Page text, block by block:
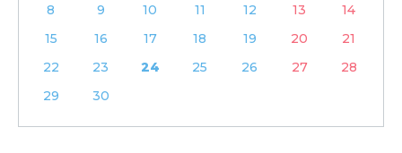
8
9 10 11 12 13
14
15
16 17 18 19 20
21
22
23 24 25 26 27
28
29
30